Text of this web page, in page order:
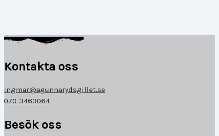
Kontakta oss
ingmar@agunnarydsgillet.se
070-3463064
Besök oss